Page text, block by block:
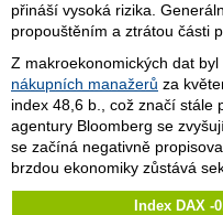
přináší vysoká rizika.
propouštěním a ztrátou části
Z makroekonomických dat
nákupních manažerů za
index 48,6 b., což značí stále
agentury Bloomberg se
se začíná negativně
brzdou ekonomiky zůstává
Index DAX -